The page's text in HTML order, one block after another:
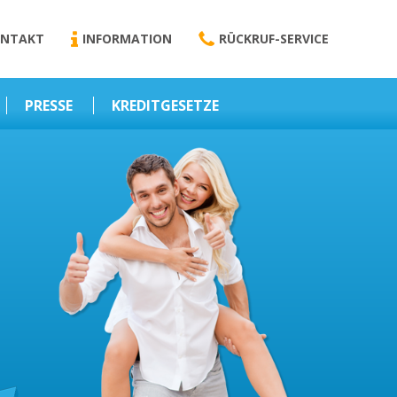
INFORMATION RÜCKRUF-SERVICE
PRESSE
Wirtschaft – Finanzen
KREDITGESETZE
Vermittlungsvertrag
Schriftform
Darlehensvermittlung
Nebenentgelte
Kreditvermittlung
Abweichende
Vereinbarung
Erlaubnis zur
Kreditvermittlung